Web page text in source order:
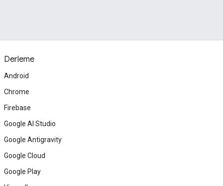
Derleme
Android
Chrome
Firebase
Google AI Studio
Google Antigravity
Google Cloud
Google Play